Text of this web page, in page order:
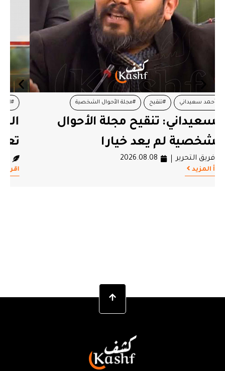
#المجلس المحلي بكسرى #تعليق نشاط
المجلس المحلي بكسرى يعلن
تعليق نشاطه
فريق التحرير 2026.08.08
اقرأ المزيد